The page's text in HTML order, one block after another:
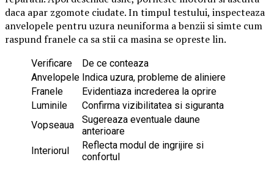
daca apar zgomote ciudate. In timpul testului, inspecteaza
anvelopele pentru uzura neuniforma a benzii si simte cum
raspund franele ca sa stii ca masina se opreste lin.
Verificare
De ce conteaza
Anvelopele Indica uzura, probleme de aliniere
Franele
Evidentiaza increderea la oprire
Luminile
Confirma vizibilitatea si siguranta
Vopseaua
Sugereaza eventuale daune
anterioare
Interiorul
Reflecta modul de ingrijire si
confortul